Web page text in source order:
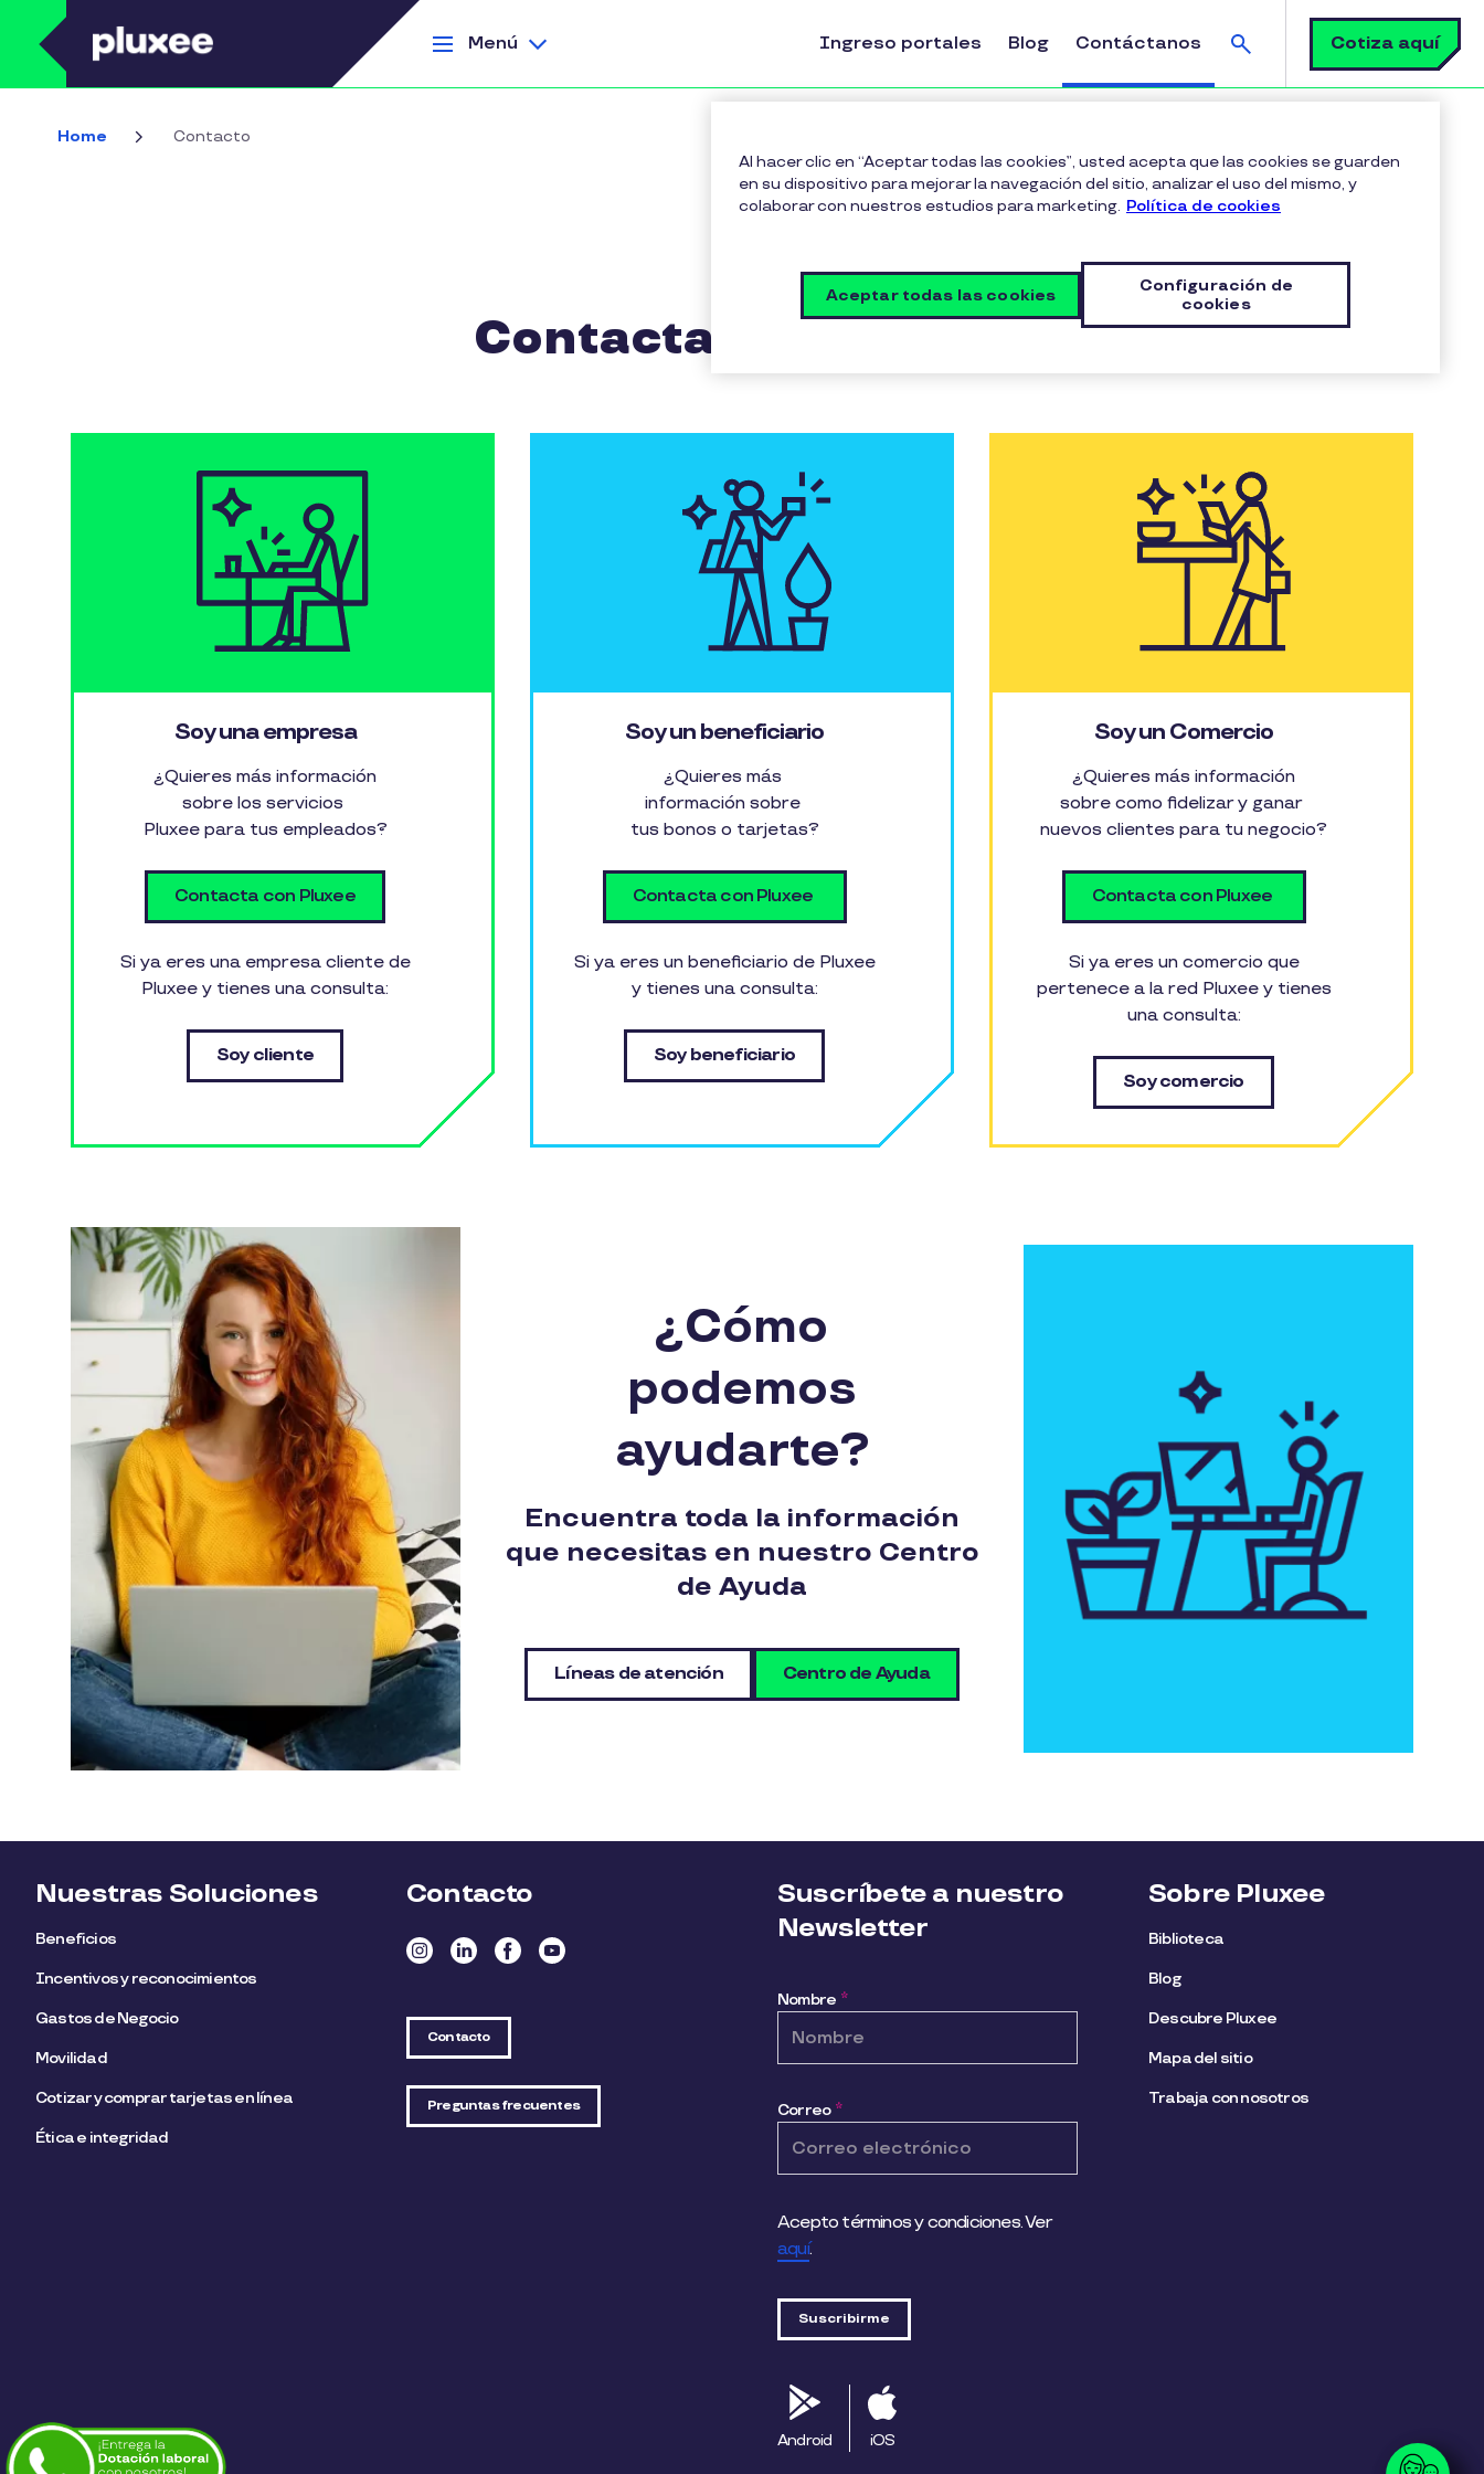
Pasar al contenido principal
Menú
Ingreso portales Blog Contáctanos
Buscar
Cotiza aquí
Home Contacto
Contacta con Pluxee
Soy una empresa
¿Quieres más información
sobre los servicios
Pluxee para tus empleados?
Contacta con Pluxee
Si ya eres una empresa cliente de
Pluxee y tienes una consulta:
Soy cliente
Soy un beneficiario
¿Quieres más
información sobre
tus bonos o tarjetas?
Contacta con Pluxee
Si ya eres un beneficiario de Pluxee
y tienes una consulta:
Soy beneficiario
Soy un Comercio
¿Quieres más información
sobre como fidelizar y ganar
nuevos clientes para tu negocio?
Contacta con Pluxee
Si ya eres un comercio que
pertenece a la red Pluxee y tienes
una consulta:
Soy comercio
¿Cómo
podemos
ayudarte?
Encuentra toda la información
que necesitas en nuestro Centro
de Ayuda
Líneas de atención Centro de Ayuda
Nuestras Soluciones
Beneficios
Incentivos y reconocimientos
Gastos de Negocio
Movilidad
Cotizar y comprar tarjetas en línea
Ética e integridad
Contacto
Contacto
Preguntas frecuentes
Suscríbete a nuestro
Newsletter
Nombre *
Correo *
Acepto términos y condiciones. Ver
aquí.
Android iOS
Sobre Pluxee
Biblioteca
Blog
Descubre Pluxee
Mapa del sitio
Trabaja con nosotros
Al hacer clic en “Aceptar todas las cookies”, usted acepta que las cookies se guarden
en su dispositivo para mejorar la navegación del sitio, analizar el uso del mismo, y
colaborar con nuestros estudios para marketing. Política de cookies
Configuración de
cookies
Aceptar todas las cookies